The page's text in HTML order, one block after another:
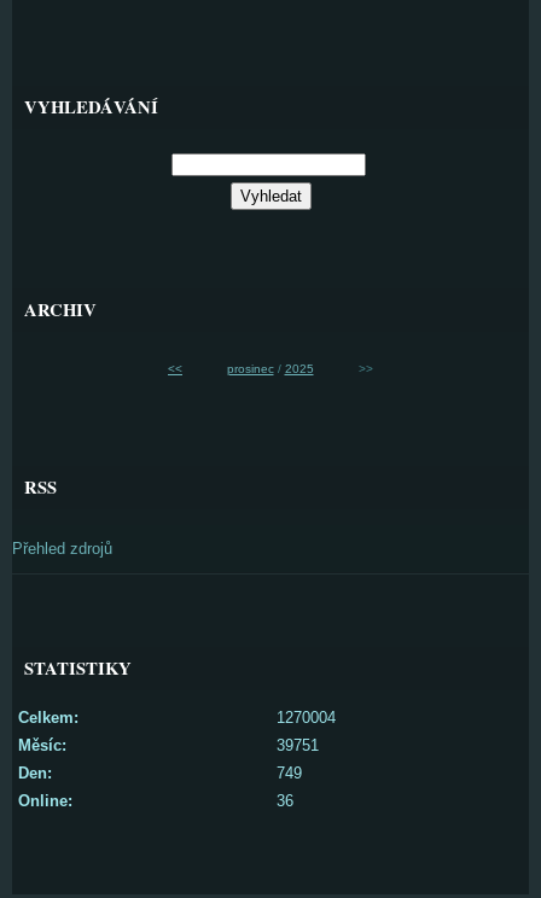
VYHLEDÁVÁNÍ
ARCHIV
<< prosinec/ 2025 >>
RSS
Přehled zdrojů
STATISTIKY
Online: 36
Celkem:
1270004
Měsíc:
39751
Den:
749